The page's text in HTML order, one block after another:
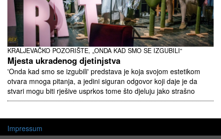
KRALJEVAČKO POZORIŠTE, „ONDA KAD SMO SE IZGUBILI“
Mjesta ukradenog djetinjstva
'Onda kad smo se izgubili' predstava je koja svojom estetikom
otvara mnoga pitanja, a jedini siguran odgovor koji daje je da
stvari mogu biti rješive usprkos tome što djeluju jako strašno
Impressum